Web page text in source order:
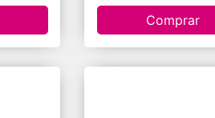
Comprar